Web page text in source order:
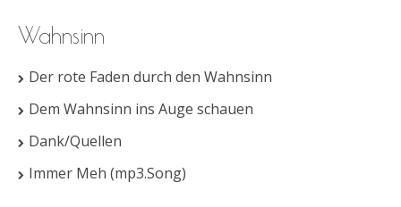
Wahnsinn
Der rote Faden durch den Wahnsinn
Dem Wahnsinn ins Auge schauen
Dank/Quellen
Immer Meh (mp3.Song)